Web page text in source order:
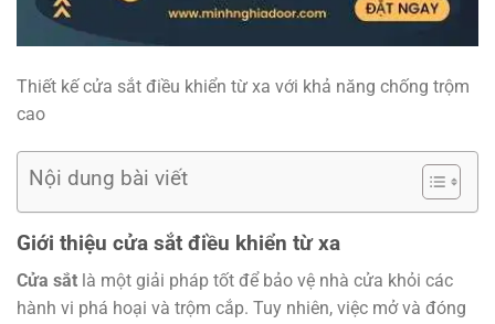
Thiết kế cửa sắt điều khiển từ xa với khả năng chống trộm
cao
Nội dung bài viết
Giới thiệu cửa sắt điều khiển từ xa
Cửa sắt là một giải pháp tốt để bảo vệ nhà cửa khỏi các
hành vi phá hoại và trộm cắp. Tuy nhiên, việc mở và đóng